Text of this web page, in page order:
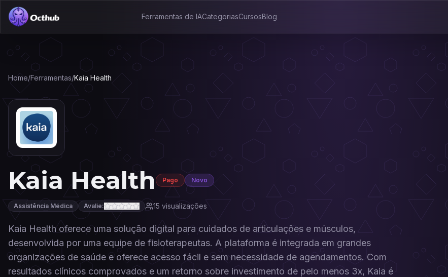
Ferramentas de IACategoriasCursosBlog
Home/Ferramentas/Kaia Health
Kaia Health Pago Novo
Assistência Médica Avalie: 15 visualizações
Kaia Health oferece uma solução digital para cuidados de articulações e músculos,
desenvolvida por uma equipe de fisioterapeutas. A plataforma é integrada em grandes
organizações de saúde e oferece acesso fácil e sem necessidade de agendamentos. Com
resultados clínicos comprovados e um retorno sobre investimento de pelo menos 3x, Kaia é